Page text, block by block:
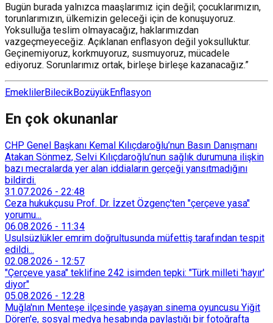
Bugün burada yalnızca maaşlarımız için değil; çocuklarımızın,
torunlarımızın, ülkemizin geleceği için de konuşuyoruz.
Yoksulluğa teslim olmayacağız, haklarımızdan
vazgeçmeyeceğiz. Açıklanan enflasyon değil yoksulluktur.
Geçinemiyoruz, korkmuyoruz, susmuyoruz, mücadele
ediyoruz. Sorunlarımız ortak, birleşe birleşe kazanacağız.”
EmeklilerBilecikBozüyükEnflasyon
En çok okunanlar
CHP Genel Başkanı Kemal Kılıçdaroğlu’nun Basın Danışmanı
Atakan Sönmez, Selvi Kılıçdaroğlu’nun sağlık durumuna ilişkin
bazı mecralarda yer alan iddiaların gerçeği yansıtmadığını
bildirdi.
31.07.2026 - 22:48
Ceza hukukçusu Prof. Dr. İzzet Özgenç'ten "çerçeve yasa"
yorumu...
06.08.2026 - 11:34
Usulsüzlükler emrim doğrultusunda müfettiş tarafından tespit
edildi...
02.08.2026 - 12:57
"Çerçeve yasa" teklifine 242 isimden tepki: "Türk milleti 'hayır'
diyor"
05.08.2026 - 12:28
Muğla'nın Menteşe ilçesinde yaşayan sinema oyuncusu Yiğit
Dören'e, sosyal medya hesabında paylaştığı bir fotoğrafta